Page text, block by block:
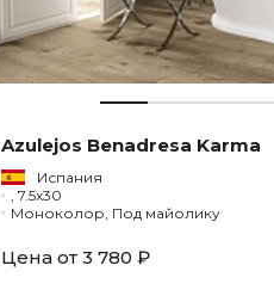
Azulejos Benadresa Karma
Испания
, 7.5x30
Моноколор, Под майолику
Цена от 3 780 ₽